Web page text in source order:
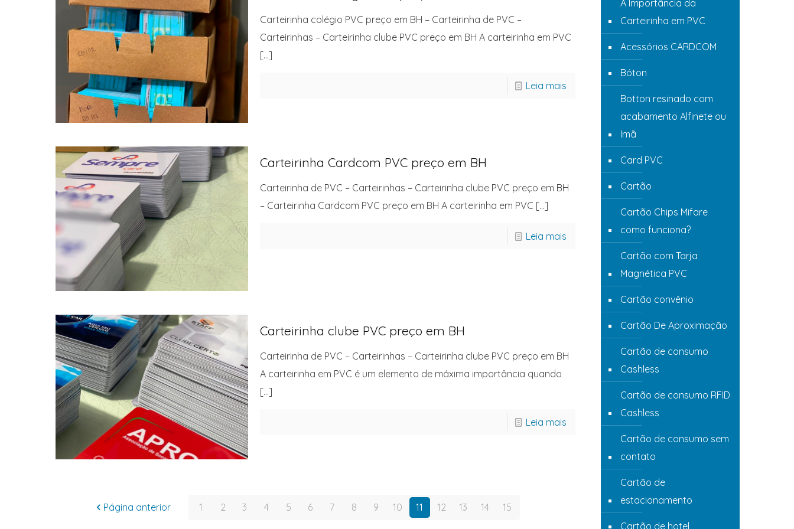
Carteirinha colégio PVC preço em BH – Carteirinha de PVC –
Carteirinhas – Carteirinha clube PVC preço em BH A carteirinha em PVC
[…]
Leia mais
Carteirinha Cardcom PVC preço em BH
Carteirinha de PVC – Carteirinhas – Carteirinha clube PVC preço em BH
– Carteirinha Cardcom PVC preço em BH A carteirinha em PVC […]
Leia mais
Carteirinha clube PVC preço em BH
Carteirinha de PVC – Carteirinhas – Carteirinha clube PVC preço em BH
A carteirinha em PVC é um elemento de máxima importância quando
[…]
Leia mais
Página anterior 1 2 3 4 5 6 7 8 9 10 11 12 13 14 15
A Importância da
Carteirinha em PVC
Acessórios CARDCOM
Bóton
Botton resinado com
acabamento Alfinete ou
Imã
Card PVC
Cartão
Cartão Chips Mifare
como funciona?
Cartão com Tarja
Magnética PVC
Cartão convênio
Cartão De Aproximação
Cartão de consumo
Cashless
Cartão de consumo RFID
Cashless
Cartão de consumo sem
contato
Cartão de
estacionamento
Cartão de hotel